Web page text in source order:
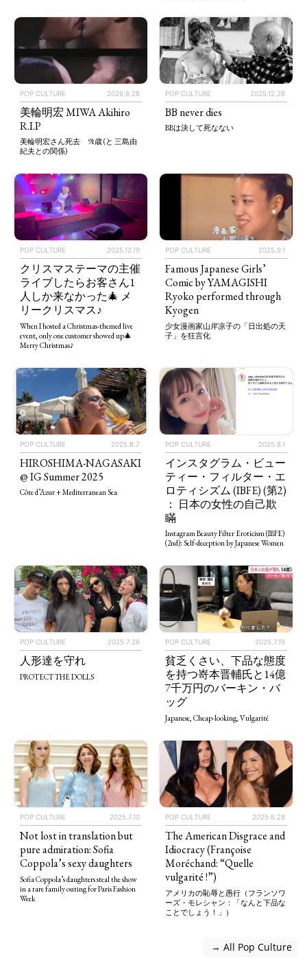
POP CULTURE 2026.6.28
美輪明宏 MIWA Akihiro
R.I.P
美輪明宏さん死去 91歳 (と 三島由
紀夫との関係)
POP CULTURE 2025.12.28
BB never dies
BBは決して死なない
POP CULTURE 2025.12.19
クリスマステーマの主催
ライブしたらお客さん1
人しか来なかった🎄 メ
リークリスマス♪
When I hosted a Christmas-themed live
event, only one customer showed up🎄
Merry Christmas♪
POP CULTURE 2025.9.1
Famous Japanese Girls’
Comic by YAMAGISHI
Ryoko performed through
Kyogen
少女漫画家山岸凉子の「日出処の天
子」を狂言化
POP CULTURE 2025.8.7
HIROSHIMA-NAGASAKI
@ IG Summer 2025
Côte d’Azur + Mediterranean Sea
POP CULTURE 2025.8.1
インスタグラム・ビュー
ティー・フィルター・エ
ロティシズム (IBFE) (第2)
： 日本の女性の自己欺
瞞
Instagram Beauty Filter Eroticism (IBFE)
(2nd): Self-deception by Japanese Women
POP CULTURE 2025.7.26
人形達を守れ
PROTECT THE DOLLS
POP CULTURE 2025.7.19
貧乏くさい、下品な態度
を持つ嵜本晋輔氏と14億
7千万円のバーキン・バ
ッグ
Japanese, Cheap-looking, Vulgarité
POP CULTURE 2025.7.10
Not lost in translation but
pure admiration: Sofia
Coppola’s sexy daughters
Sofia Coppola’s daughters steal the show
in a rare family outing for Paris Fashion
Week
POP CULTURE 2025.6.28
The American Disgrace and
Idiocracy (Françoise
Moréchand: “Quelle
vulgarité !”)
アメリカの恥辱と愚行（フランソワ
ーズ・モレシャン：「なんと下品な
ことでしょう！」）
→ All Pop Culture